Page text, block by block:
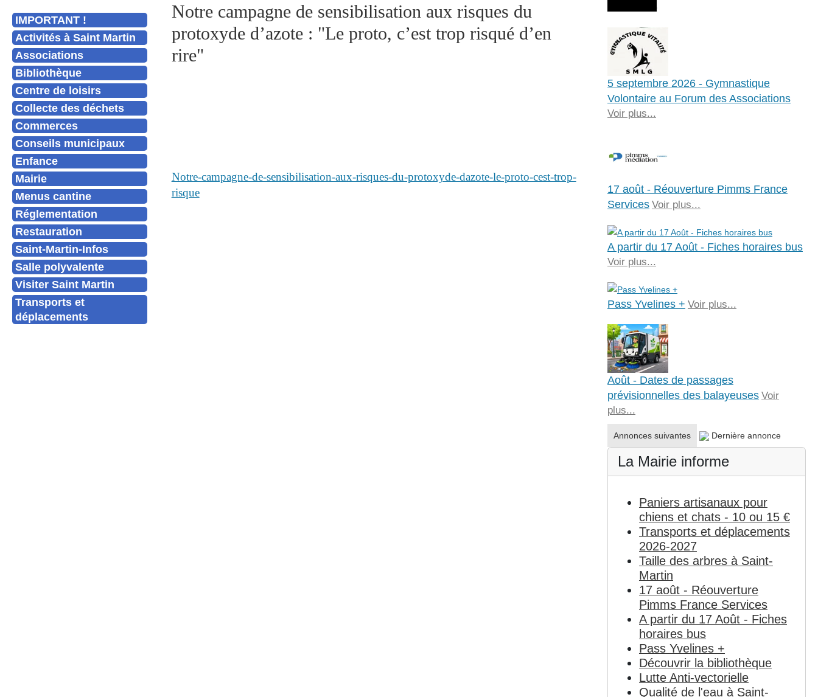
IMPORTANT !
Activités à Saint Martin
Associations
Bibliothèque
Centre de loisirs
Collecte des déchets
Commerces
Conseils municipaux
Enfance
Mairie
Menus cantine
Réglementation
Restauration
Saint-Martin-Infos
Salle polyvalente
Visiter Saint Martin
Transports et
déplacements
Notre campagne de sensibilisation aux risques du
protoxyde d’azote : "Le proto, c’est trop risqué d’en
rire"
Notre-campagne-de-sensibilisation-aux-risques-du-protoxyde-dazote-le-proto-cest-trop-
risque
5 septembre 2026 - Gymnastique
Volontaire au Forum des Associations
Voir plus...
17 août - Réouverture Pimms France
Services Voir plus...
A partir du 17 Août - Fiches horaires bus
Voir plus...
Pass Yvelines + Voir plus...
Août - Dates de passages
prévisionnelles des balayeuses Voir
plus...
Annonces suivantes Dernière annonce
La Mairie informe
Paniers artisanaux pour
chiens et chats - 10 ou 15 €
Transports et déplacements
2026-2027
Taille des arbres à Saint-
Martin
17 août - Réouverture
Pimms France Services
A partir du 17 Août - Fiches
horaires bus
Pass Yvelines +
Découvrir la bibliothèque
Lutte Anti-vectorielle
Qualité de l'eau à Saint-